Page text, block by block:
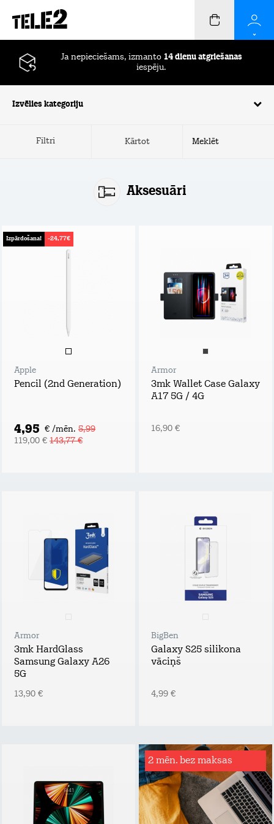
Ja nepieciešams, izmanto 14 dienu atgriešanas
iespēju.
Izvēlies kategoriju
Filtri Kārtot
Aksesuāri
Izpārdošana! -24,77€
Apple
Pencil (2nd Generation)
4,95 € /mēn. 5,99
119,00 € 143,77 €
Armor
3mk Wallet Case Galaxy
A17 5G / 4G
16,90 €
Armor
3mk HardGlass
Samsung Galaxy A26
5G
13,90 €
BigBen
Galaxy S25 silikona
vāciņš
4,99 €
2 mēn. bez maksas
Rēķinu
apdrošināšana
Tavs atbalsta plecs
bezdarba vai